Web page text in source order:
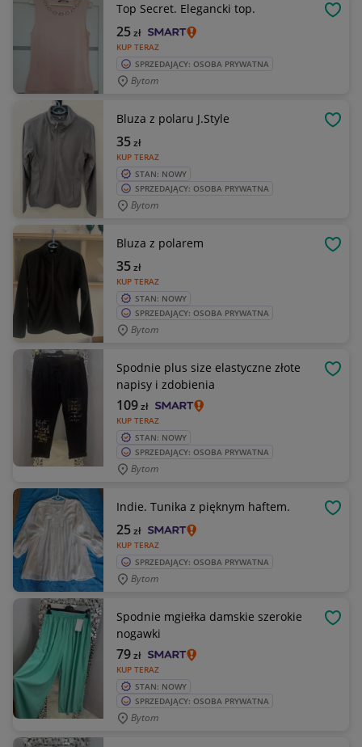
Top Secret. Elegancki top.
KUP TERAZ
25zł
SPRZEDAJĄCY: OSOBA PRYWATNA
Bytom
Bluza z polaru J.Style
KUP TERAZ
35zł
STAN: NOWY
SPRZEDAJĄCY: OSOBA PRYWATNA
Bytom
Bluza z polarem
KUP TERAZ
35zł
STAN: NOWY
SPRZEDAJĄCY: OSOBA PRYWATNA
Bytom
Spodnie plus size elastyczne złote
napisy i zdobienia
KUP TERAZ
109zł
STAN: NOWY
SPRZEDAJĄCY: OSOBA PRYWATNA
Bytom
Indie. Tunika z pięknym haftem.
KUP TERAZ
25zł
SPRZEDAJĄCY: OSOBA PRYWATNA
Bytom
Spodnie mgiełka damskie szerokie
nogawki
KUP TERAZ
79zł
STAN: NOWY
SPRZEDAJĄCY: OSOBA PRYWATNA
Bytom